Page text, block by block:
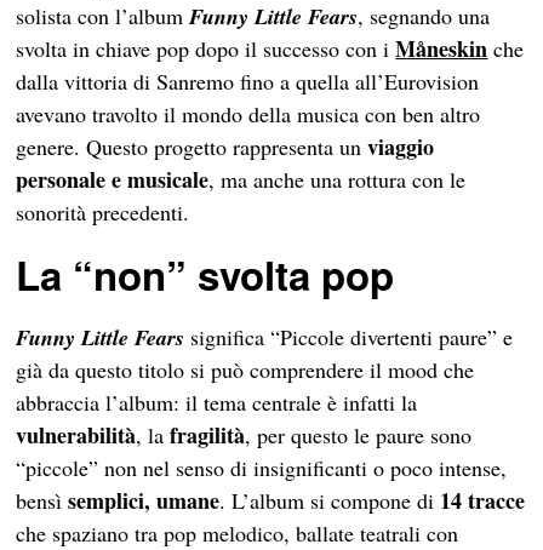
solista con l’albumFunny Little Fears, segnando una
svolta in chiave pop dopo il successo con iMåneskin che
dalla vittoria di Sanremo fino a quella all’Eurovision
avevano travolto il mondo della musica con ben altro
genere. Questo progetto rappresenta unviaggio
personale e musicale, ma anche una rottura con le
sonorità precedenti.
La “non” svolta pop
Funny Little Fears significa “Piccole divertenti paure” e
già da questo titolo si può comprendere il mood che
abbraccia l’album: il tema centrale è infatti la
vulnerabilità, lafragilità, per questo le paure sono
“piccole” non nel senso di insignificanti o poco intense,
bensìsemplici, umane. L’album si compone di 14 tracce
che spaziano tra pop melodico, ballate teatrali con